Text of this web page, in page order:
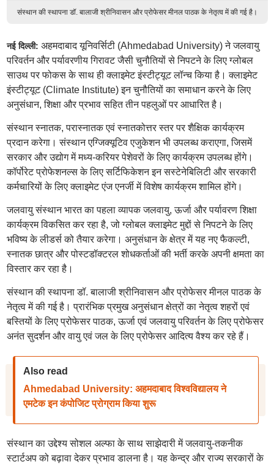
संस्थान की स्थापना डॉ. बालाजी श्रीनिवासन और प्रोफेसर मीनल पाठक के नेतृत्व में की गई है।
नई दिल्ली: अहमदाबाद यूनिवर्सिटी (Ahmedabad University) ने जलवायु
परिवर्तन और पर्यावरणीय गिरावट जैसी चुनौतियों से निपटने के लिए ग्लोबल
साउथ पर फोकस के साथ ही क्लाइमेट इंस्टीट्यूट लॉन्च किया है। क्लाइमेट
इंस्टीट्यूट (Climate Institute) इन चुनौतियों का समाधान करने के लिए
अनुसंधान, शिक्षा और प्रभाव सहित तीन पहलुओं पर आधारित है।
संस्थान स्नातक, परास्नातक एवं स्नातकोत्तर स्तर पर शैक्षिक कार्यक्रम
प्रदान करेगा। संस्थान एग्जिक्यूटिव एजुकेशन भी उपलब्ध कराएगा, जिसमें
सरकार और उद्योग में मध्य-करियर पेशेवरों के लिए कार्यक्रम उपलब्ध होंगे।
कॉर्पोरेट प्रोफेशनल्स के लिए सर्टिफिकेशन इन सस्टेनेबिलिटी और सरकारी
कर्मचारियों के लिए क्लाइमेट एंज एनर्जी में विशेष कार्यक्रम शामिल होंगे।
जलवायु संस्थान भारत का पहला व्यापक जलवायु, ऊर्जा और पर्यावरण शिक्षा
कार्यक्रम विकसित कर रहा है, जो ग्लोबल क्लाइमेट मुद्दों से निपटने के लिए
भविष्य के लीडर्स को तैयार करेगा। अनुसंधान के क्षेत्र में यह नए फैकल्टी,
स्नातक छात्र और पोस्टडॉक्टरल शोधकर्ताओं की भर्ती करके अपनी क्षमता का
विस्तार कर रहा है।
संस्थान की स्थापना डॉ. बालाजी श्रीनिवासन और प्रोफेसर मीनल पाठक के
नेतृत्व में की गई है। प्रारंभिक प्रमुख अनुसंधान क्षेत्रों का नेतृत्व शहरों एवं
बस्तियों के लिए प्रोफेसर पाठक, ऊर्जा एवं जलवायु परिवर्तन के लिए प्रोफेसर
अनंत सुदर्शन और वायु एवं जल के लिए प्रोफेसर आदित्य वैश्य कर रहे हैं।
Also read
Ahmedabad University: अहमदाबाद विश्वविद्यालय ने
एमटेक इन कंपोजिट प्रोग्राम किया शुरू
संस्थान का उद्देश्य सोशल अल्फा के साथ साझेदारी में जलवायु-तकनीक
स्टार्टअप को बढ़ावा देकर प्रभाव डालना है। यह केन्द्र और राज्य सरकारों के